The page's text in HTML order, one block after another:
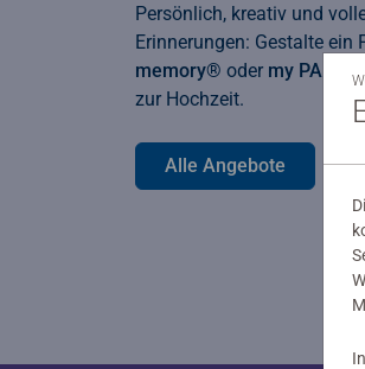
Persönlich, kreativ und
Erinnerungen: Gestalte ein
memory® oder my PAIRfect
zur Hochzeit.
Alle Angebote